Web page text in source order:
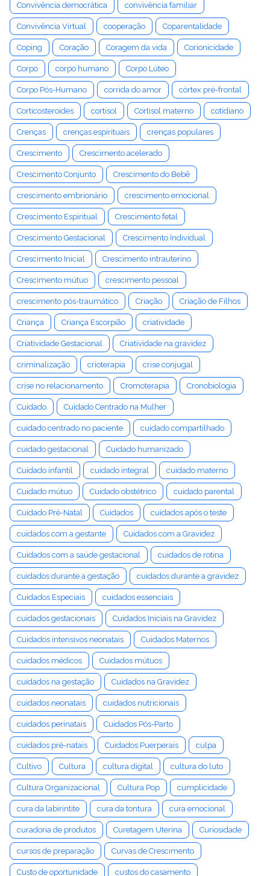
Convivência democrática convivência familiar
Convivência Virtual cooperação Coparentalidade
Coping Coração Coragem da vida Corionicidade
Corpo corpo humano Corpo Lúteo
Corpo Pós-Humano corrida do amor córtex pré-frontal
Corticosteroides cortisol Cortisol materno cotidiano
Crenças crenças espirituais crenças populares
Crescimento Crescimento acelerado
Crescimento Conjunto Crescimento do Bebê
crescimento embrionário crescimento emocional
Crescimento Espiritual Crescimento fetal
Crescimento Gestacional Crescimento Individual
Crescimento Inicial Crescimento intrauterino
Crescimento mútuo crescimento pessoal
crescimento pós-traumático Criação Criação de Filhos
Criança Criança Escorpião criatividade
Criatividade Gestacional Criatividade na gravidez
criminalização crioterapia crise conjugal
crise no relacionamento Cromoterapia Cronobiologia
Cuidado Cuidado Centrado na Mulher
cuidado centrado no paciente cuidado compartilhado
cuidado gestacional Cuidado humanizado
Cuidado infantil cuidado integral cuidado materno
Cuidado mútuo Cuidado obstétrico cuidado parental
Cuidado Pré-Natal Cuidados cuidados após o teste
cuidados com a gestante Cuidados com a Gravidez
Cuidados com a saúde gestacional cuidados de rotina
cuidados durante a gestação cuidados durante a gravidez
Cuidados Especiais cuidados essenciais
cuidados gestacionais Cuidados Iniciais na Gravidez
Cuidados intensivos neonatais Cuidados Maternos
cuidados médicos Cuidados mútuos
cuidados na gestação Cuidados na Gravidez
cuidados neonatais cuidados nutricionais
cuidados perinatais Cuidados Pós-Parto
cuidados pré-natais Cuidados Puerperais culpa
Cultivo Cultura cultura digital cultura do luto
Cultura Organizacional Cultura Pop cumplicidade
cura da labirintite cura da tontura cura emocional
curadoria de produtos Curetagem Uterina Curiosidade
cursos de preparação Curvas de Crescimento
Custo de oportunidade custos do casamento